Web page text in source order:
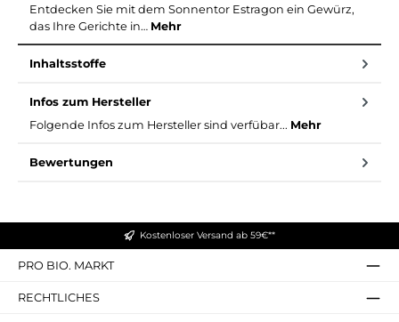
Entdecken Sie mit dem Sonnentor Estragon ein Gewürz,
das Ihre Gerichte in… Mehr
Inhaltsstoffe
Infos zum Hersteller
Folgende Infos zum Hersteller sind verfübar... Mehr
Bewertungen
Kostenloser Versand ab 59€**
PRO BIO. MARKT
RECHTLICHES